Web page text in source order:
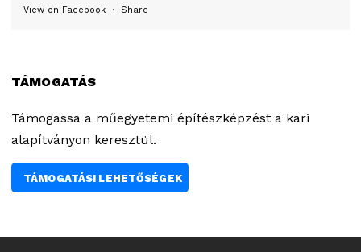
View on Facebook · Share
TÁMOGATÁS
Támogassa a műegyetemi építészképzést a kari
alapítványon keresztül.
TÁMOGATÁSI LEHETŐSÉGEK